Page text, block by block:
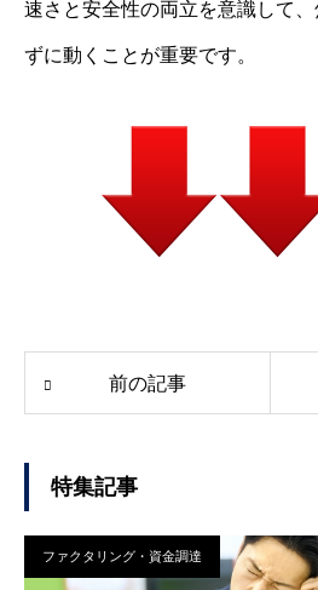
速さと安全性の両立を意識して
ずに動くことが重要です。
前の記事
特集記事
ファクタリング・資金調達